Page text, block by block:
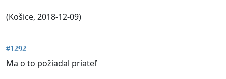
(Košice, 2018-12-09)
#1292
Ma o to požiadal priateľ